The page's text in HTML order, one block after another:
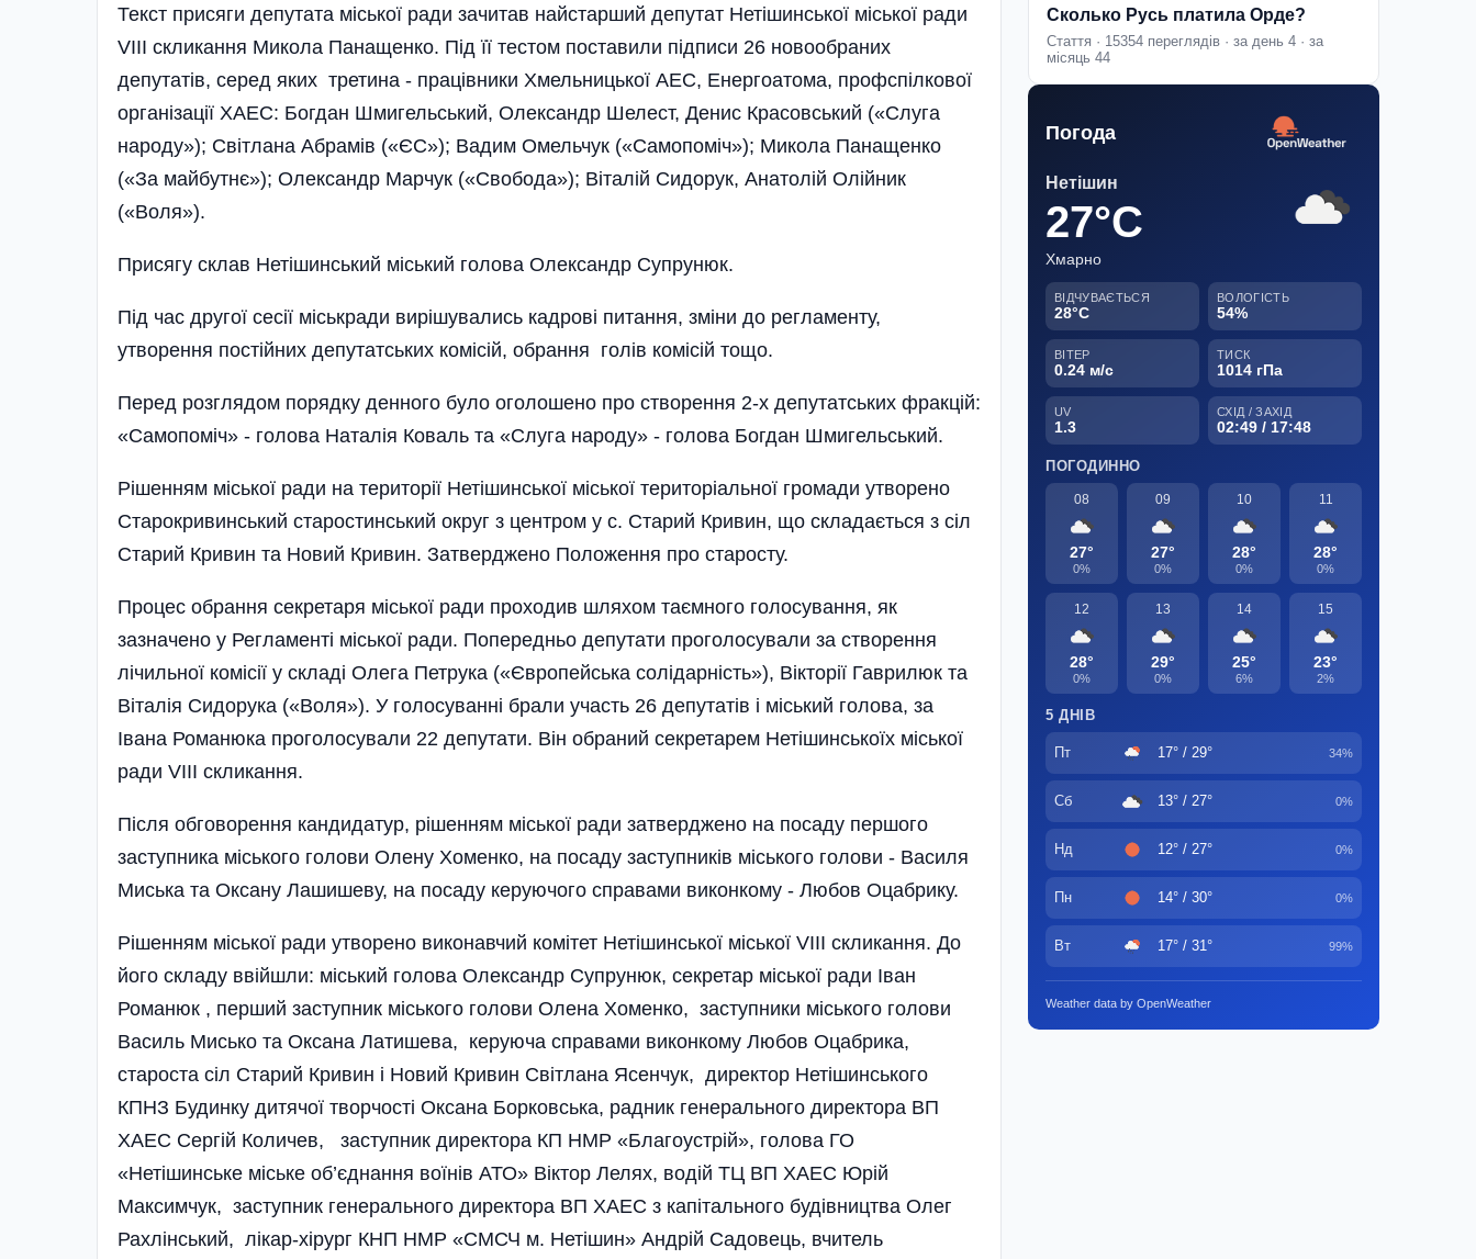
Текст присяги депутата міської ради зачитав найстарший депутат Нетішинської міської ради
VIII скликання Микола Панащенко. Під її тестом поставили підписи 26 новообраних
депутатів, серед яких третина - працівники Хмельницької АЕС, Енергоатома, профспілкової
організації ХАЕС: Богдан Шмигельський, Олександр Шелест, Денис Красовський («Слуга
народу»); Світлана Абрамів («ЄС»); Вадим Омельчук («Самопоміч»); Микола Панащенко
(«За майбутнє»); Олександр Марчук («Свобода»); Віталій Сидорук, Анатолій Олійник
(«Воля»).
Присягу склав Нетішинський міський голова Олександр Супрунюк.
Під час другої сесії міськради вирішувались кадрові питання, зміни до регламенту,
утворення постійних депутатських комісій, обрання голів комісій тощо.
Перед розглядом порядку денного було оголошено про створення 2-х депутатських фракцій:
«Самопоміч» - голова Наталія Коваль та «Слуга народу» - голова Богдан Шмигельський.
Рішенням міської ради на території Нетішинської міської територіальної громади утворено
Старокривинський старостинський округ з центром у с. Старий Кривин, що складається з сіл
Старий Кривин та Новий Кривин. Затверджено Положення про старосту.
Процес обрання секретаря міської ради проходив шляхом таємного голосування, як
зазначено у Регламенті міської ради. Попередньо депутати проголосували за створення
лічильної комісії у складі Олега Петрука («Європейська солідарність»), Вікторії Гаврилюк та
Віталія Сидорука («Воля»). У голосуванні брали участь 26 депутатів і міський голова, за
Івана Романюка проголосували 22 депутати. Він обраний секретарем Нетішинськоїх міської
ради VIII cкликання.
Після обговорення кандидатур, рішенням міської ради затверджено на посаду першого
заступника міського голови Олену Хоменко, на посаду заступників міського голови - Василя
Миська та Оксану Лашишеву, на посаду керуючого справами виконкому - Любов Оцабрику.
Рішенням міської ради утворено виконавчий комітет Нетішинської міської VIII скликання. До
його складу ввійшли: міський голова Олександр Супрунюк, секретар міської ради Іван
Романюк , перший заступник міського голови Олена Хоменко, заступники міського голови
Василь Мисько та Оксана Латишева, керуюча справами виконкому Любов Оцабрика,
староста сіл Старий Кривин і Новий Кривин Світлана Ясенчук, директор Нетішинського
КПНЗ Будинку дитячої творчості Оксана Борковська, радник генерального директора ВП
ХАЕС Сергій Количев, заступник директора КП НМР «Благоустрій», голова ГО
«Нетішинське міське об’єднання воїнів АТО» Віктор Лелях, водій ТЦ ВП ХАЕС Юрій
Максимчук, заступник генерального директора ВП ХАЕС з капітального будівництва Олег
Рахлінський, лікар-хірург КНП НМР «СМСЧ м. Нетішин» Андрій Садовець, вчитель
Сколько Русь платила Орде?
Стаття · 15354 переглядів · за день 4 · за
місяць 44
Погода
Нетішин
27°C
Хмарно
ВІДЧУВАЄТЬСЯ
28°C
ВОЛОГІСТЬ
54%
ВІТЕР
0.24 м/с
ТИСК
1014 гПа
UV
1.3
СХІД / ЗАХІД
02:49 / 17:48
ПОГОДИННО
08
27°
0%
09
27°
0%
10
28°
0%
11
28°
0%
12
28°
0%
13
29°
0%
14
25°
6%
15
23°
2%
5 ДНІВ
Пт 17° / 29° 34%
Сб 13° / 27° 0%
Нд 12° / 27° 0%
Пн 14° / 30° 0%
Вт 17° / 31° 99%
Weather data by OpenWeather